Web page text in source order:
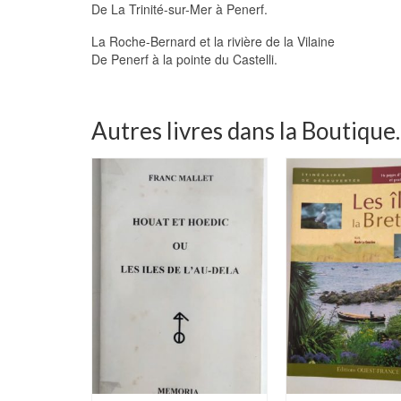
De La Trinité-sur-Mer à Penerf.
La Roche-Bernard et la rivière de la Vilaine
De Penerf à la pointe du Castelli.
Autres livres dans la